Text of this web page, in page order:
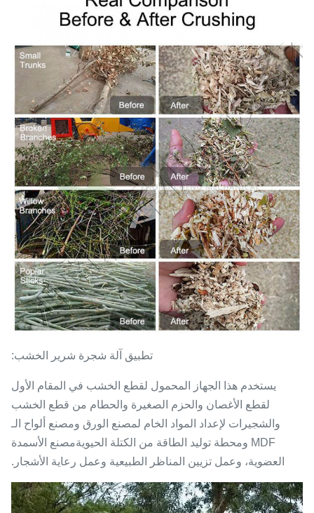
تطبيق آلة شجرة شرير الخشب:
يستخدم هذا الجهاز المحمول لقطع الخشب في المقام الأول
لقطع الأغصان والحزم الصغيرة والحطام من قطع الخشب
والشجيرات لإعداد المواد الخام لمصنع الورق ومصنع ألواح الـ
MDF ومحطة توليد الطاقة من الكتلة الحيويةمصنع الأسمدة
العضوية، وعمل تزيين المناظر الطبيعية وعمل رعاية الأشجار.